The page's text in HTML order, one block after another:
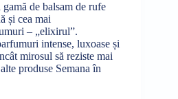
gamă de balsam de rufe
și cea mai
– „elixirul”.
intense, luxoase și
mirosul să reziste mai
produse Semana în